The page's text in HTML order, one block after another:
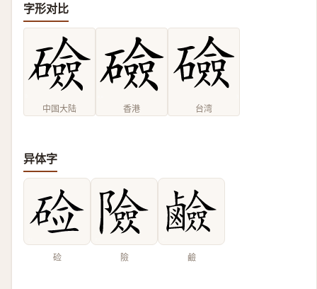
字形对比
中国大陆 香港 台湾
异体字
硷 險 鹼